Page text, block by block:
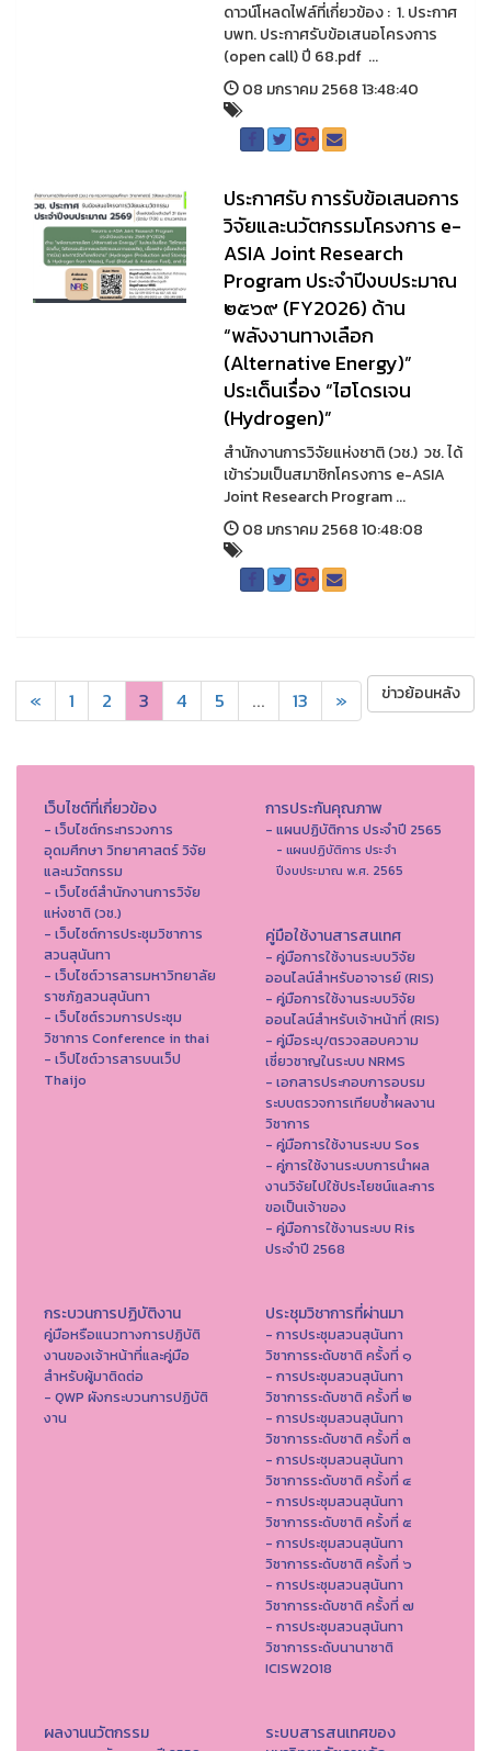
ดาวน์โหลดไฟล์ที่เกี่ยวข้อง : 1. ประกาศ
บพท. ประกาศรับข้อเสนอโครงการ
(open call) ปี 68.pdf ...
08 มกราคม 2568 13:48:40
ประกาศรับ การรับข้อเสนอการ
วิจัยและนวัตกรรมโครงการ e-
ASIA Joint Research
Program ประจำปีงบประมาณ
๒๕๖๙ (FY2026) ด้าน
“พลังงานทางเลือก
(Alternative Energy)”
ประเด็นเรื่อง “ไฮโดรเจน
(Hydrogen)”
สำนักงานการวิจัยแห่งชาติ (วช.) วช. ได้
เข้าร่วมเป็นสมาชิกโครงการ e-ASIA
Joint Research Program ...
08 มกราคม 2568 10:48:08
« 1 2 3 4 5 ... 13 » ข่าวย้อนหลัง
เว็บไซต์ที่เกี่ยวข้อง
- เว็บไซต์กระทรวงการ
อุดมศึกษา วิทยาศาสตร์ วิจัย
และนวัตกรรม
- เว็บไซต์สำนักงานการวิจัย
แห่งชาติ (วช.)
- เว็บไซต์การประชุมวิชาการ
สวนสุนันทา
- เว็บไซต์วารสารมหาวิทยาลัย
ราชภัฏสวนสุนันทา
- เว็บไซต์รวมการประชุม
วิชาการ Conference in thai
- เว็ปไซต์วารสารบนเว็ป
Thaijo
การประกันคุณภาพ
- แผนปฏิบัติการ ประจำปี 2565
- แผนปฏิบัติการ ประจำ
ปีงบประมาณ พ.ศ. 2565
คู่มือใช้งานสารสนเทศ
- คู่มือการใช้งานระบบวิจัย
ออนไลน์สำหรับอาจารย์ (RIS)
- คู่มือการใช้งานระบบวิจัย
ออนไลน์สำหรับเจ้าหน้าที่ (RIS)
- คู่มือระบุ/ตรวจสอบความ
เชี่ยวชาญในระบบ NRMS
- เอกสารประกอบการอบรม
ระบบตรวจการเทียบซ้ำผลงาน
วิชาการ
- คู่มือการใช้งานระบบ Sos
- คู่การใช้งานระบบการนำผล
งานวิจัยไปใช้ประโยชน์และการ
ขอเป็นเจ้าของ
- คู่มือการใช้งานระบบ Ris
ประจำปี 2568
กระบวนการปฏิบัติงาน
คู่มือหรือแนวทางการปฏิบัติ
งานของเจ้าหน้าที่และคู่มือ
สำหรับผู้มาติดต่อ
- QWP ผังกระบวนการปฏิบัติ
งาน
ประชุมวิชาการที่ผ่านมา
- การประชุมสวนสุนันทา
วิชาการระดับชาติ ครั้งที่ ๑
- การประชุมสวนสุนันทา
วิชาการระดับชาติ ครั้งที่ ๒
- การประชุมสวนสุนันทา
วิชาการระดับชาติ ครั้งที่ ๓
- การประชุมสวนสุนันทา
วิชาการระดับชาติ ครั้งที่ ๔
- การประชุมสวนสุนันทา
วิชาการระดับชาติ ครั้งที่ ๕
- การประชุมสวนสุนันทา
วิชาการระดับชาติ ครั้งที่ ๖
- การประชุมสวนสุนันทา
วิชาการระดับชาติ ครั้งที่ ๗
- การประชุมสวนสุนันทา
วิชาการระดับนานาชาติ
ICISW2018
ผลงานนวัตกรรม
ระบบสารสนเทศของ